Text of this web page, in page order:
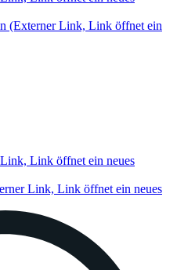
(Externer Link, Link öffnet ein
Link öffnet ein neues
Link, Link öffnet ein neues